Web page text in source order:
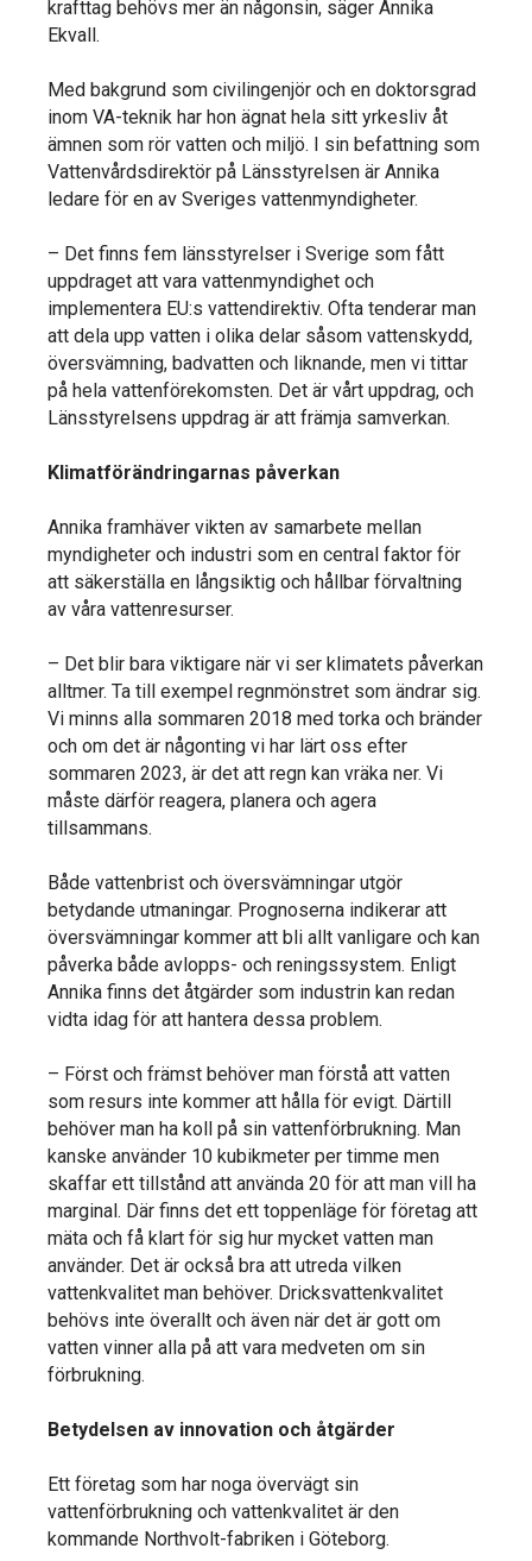
krafttag behövs mer än någonsin, säger Annika
Ekvall.
Med bakgrund som civilingenjör och en doktorsgrad
inom VA-teknik har hon ägnat hela sitt yrkesliv åt
ämnen som rör vatten och miljö. I sin befattning som
Vattenvårdsdirektör på Länsstyrelsen är Annika
ledare för en av Sveriges vattenmyndigheter.
– Det finns fem länsstyrelser i Sverige som fått
uppdraget att vara vattenmyndighet och
implementera EU:s vattendirektiv. Ofta tenderar man
att dela upp vatten i olika delar såsom vattenskydd,
översvämning, badvatten och liknande, men vi tittar
på hela vattenförekomsten. Det är vårt uppdrag, och
Länsstyrelsens uppdrag är att främja samverkan.
Klimatförändringarnas påverkan
Annika framhäver vikten av samarbete mellan
myndigheter och industri som en central faktor för
att säkerställa en långsiktig och hållbar förvaltning
av våra vattenresurser.
– Det blir bara viktigare när vi ser klimatets påverkan
alltmer. Ta till exempel regnmönstret som ändrar sig.
Vi minns alla sommaren 2018 med torka och bränder
och om det är någonting vi har lärt oss efter
sommaren 2023, är det att regn kan vräka ner. Vi
måste därför reagera, planera och agera
tillsammans.
Både vattenbrist och översvämningar utgör
betydande utmaningar. Prognoserna indikerar att
översvämningar kommer att bli allt vanligare och kan
påverka både avlopps- och reningssystem. Enligt
Annika finns det åtgärder som industrin kan redan
vidta idag för att hantera dessa problem.
– Först och främst behöver man förstå att vatten
som resurs inte kommer att hålla för evigt. Därtill
behöver man ha koll på sin vattenförbrukning. Man
kanske använder 10 kubikmeter per timme men
skaffar ett tillstånd att använda 20 för att man vill ha
marginal. Där finns det ett toppenläge för företag att
mäta och få klart för sig hur mycket vatten man
använder. Det är också bra att utreda vilken
vattenkvalitet man behöver. Dricksvattenkvalitet
behövs inte överallt och även när det är gott om
vatten vinner alla på att vara medveten om sin
förbrukning.
Betydelsen av innovation och åtgärder
Ett företag som har noga övervägt sin
vattenförbrukning och vattenkvalitet är den
kommande Northvolt-fabriken i Göteborg.